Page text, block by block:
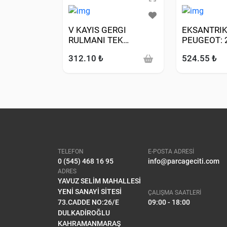
V KAYIS GERGI
RULMANI TEK
DW10TD)
312.10 ₺
5008 508 I
524.55 ₺
TELEFON
0 (545) 468 16 95
E-POSTA ADRESİ
info@parcageciti.com
ADRES
YAVUZ SELİM MAHALLESİ
YENİ SANAYİ SİTESİ
73.CADDE NO:26/E
DULKADİROĞLU
KAHRAMANMARAŞ
ÇALIŞMA SAATLERİ
09:00 - 18:00